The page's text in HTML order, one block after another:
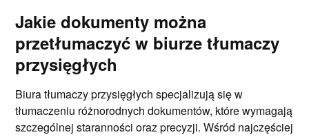
Jakie dokumenty można
przetłumaczyć w biurze tłumaczy
przysięgłych
Biura tłumaczy przysięgłych specjalizują się w
tłumaczeniu różnorodnych dokumentów, które wymagają
szczególnej staranności oraz precyzji. Wśród najczęściej